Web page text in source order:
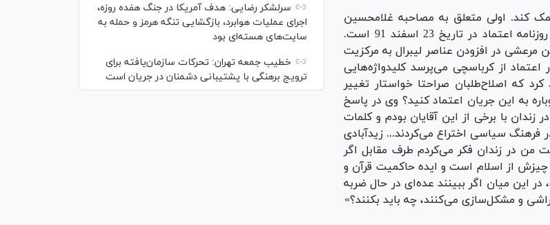
کند. اولی متعلق به مصاحبه غلامحسین
کرباسچی (شهردار متخلف و از پایه‌گذاران نشریات زنجیره‌ای) با روزنامه اعتماد در تاریخ 23 اسفند 91 است.
در افزودن عناصر لیبرال به مرکزیت
از کرباسچی می‌پرسد کلیدواژه‌هایی
که اصلاح‌طلبان صراحتا خواستار تغییر
به این جریان اعتماد کنید؟ وی در پاسخ
با برخی از این آقایان بودم و کلمات
هر 9 روز یک کلمه جدید در فرهنگ سیاسی اختراع می‌کردند... زیدآبادی
من در زندان فکر می‌کردم طرف مقابل اگر
چیزش از اسلام است و ایده حاکمیت قرآن و
این میان اگر ببینند عده‌ای در حال ضربه
و مشکل‌سازی می‌کنند، چه باید بکنند؟»
سرلشکر رضایی: هدف آمریکا در جنگ هفده روزه،
اجرای عملیات هوابرد، بازگشایی تنگه هرمز و حمله به
سایت‌های هسته‌ای بود
خطیب جمعه تهران: تحرکات سازمان‌یافته برای
ترویج برهنگی با پشتیبانی دشمنان در جریان است